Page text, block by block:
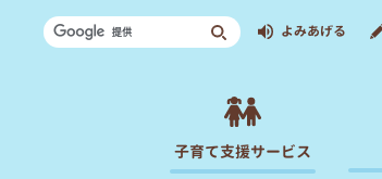
よみあげる
子育て支援サービス